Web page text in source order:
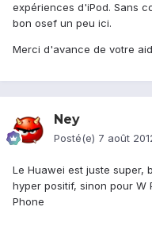
expériences d'iPod. Sans
bon osef un peu ici.
Merci d'avance de votre
Ney
Posté(e) 7 août
Le Huawei est juste super,
hyper positif, sinon pour W
Phone